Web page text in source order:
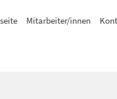
Mitarbeiter/innen